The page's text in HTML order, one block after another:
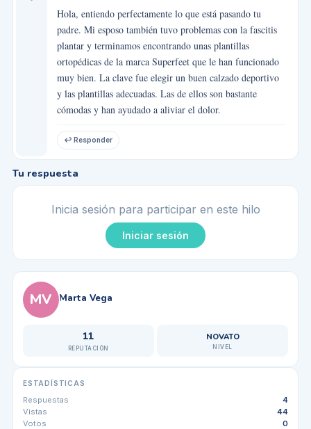
Hola, entiendo perfectamente lo que está pasando tu
padre. Mi esposo también tuvo problemas con la fascitis
plantar y terminamos encontrando unas plantillas
ortopédicas de la marca Superfeet que le han funcionado
muy bien. La clave fue elegir un buen calzado deportivo
y las plantillas adecuadas. Las de ellos son bastante
cómodas y han ayudado a aliviar el dolor.
↩ Responder
Tu respuesta
Inicia sesión para participar en este hilo
Iniciar sesión
MV Marta Vega
11
REPUTACIÓN
NOVATO
NIVEL
ESTADÍSTICAS
Respuestas
4
Vistas
44
Votos
0